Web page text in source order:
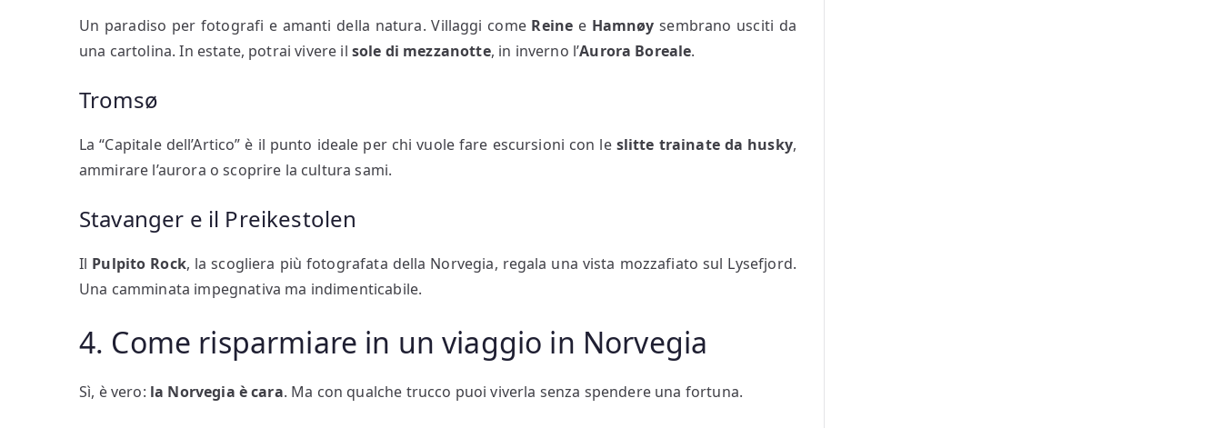
Un paradiso per fotografi e amanti della natura. Villaggi come Reine e Hamnøy sembrano usciti da
una cartolina. In estate, potrai vivere il sole di mezzanotte, in inverno l’Aurora Boreale.
Tromsø
La “Capitale dell’Artico” è il punto ideale per chi vuole fare escursioni con le slitte trainate da husky,
ammirare l’aurora o scoprire la cultura sami.
Stavanger e il Preikestolen
Il Pulpito Rock, la scogliera più fotografata della Norvegia, regala una vista mozzafiato sul Lysefjord.
Una camminata impegnativa ma indimenticabile.
4. Come risparmiare in un viaggio in Norvegia
Sì, è vero: la Norvegia è cara. Ma con qualche trucco puoi viverla senza spendere una fortuna.